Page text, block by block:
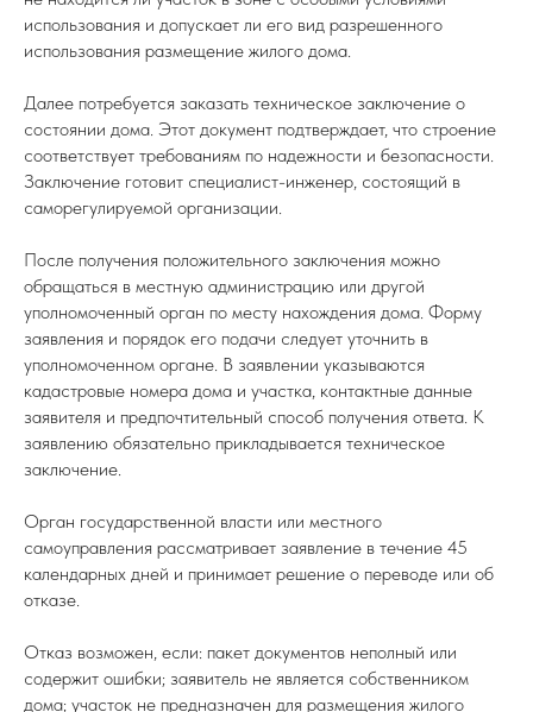
использования и допускает ли его вид разрешенного
использования размещение жилого дома.
Далее потребуется заказать техническое заключение о
состоянии дома. Этот документ подтверждает, что строение
соответствует требованиям по надежности и безопасности.
Заключение готовит специалист-инженер, состоящий в
саморегулируемой организации.
После получения положительного заключения можно
обращаться в местную администрацию или другой
уполномоченный орган по месту нахождения дома. Форму
заявления и порядок его подачи следует уточнить в
уполномоченном органе. В заявлении указываются
кадастровые номера дома и участка, контактные данные
заявителя и предпочтительный способ получения ответа. К
заявлению обязательно прикладывается техническое
заключение.
Орган государственной власти или местного
самоуправления рассматривает заявление в течение 45
календарных дней и принимает решение о переводе или об
отказе.
Отказ возможен, если: пакет документов неполный или
содержит ошибки; заявитель не является собственником
дома; участок не предназначен для размещения жилого